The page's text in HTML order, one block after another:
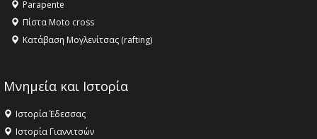
Parapente
Πίστα Moto cross
Κατάβαση Μογλενίτσας (rafting)
Μνημεία και Ιστορία
Ιστορία Έδεσσας
Ιστορία Γιαννιτσών